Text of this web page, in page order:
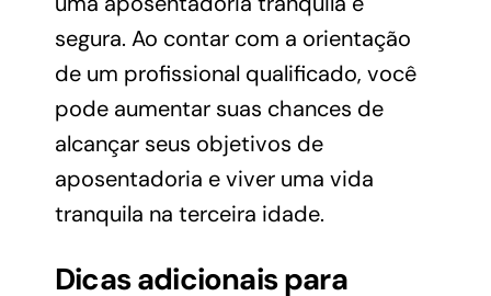
segura. Ao contar com a orientação
de um profissional qualificado, você
pode aumentar suas chances de
alcançar seus objetivos de
aposentadoria e viver uma vida
tranquila na terceira idade.
Dicas adicionais para